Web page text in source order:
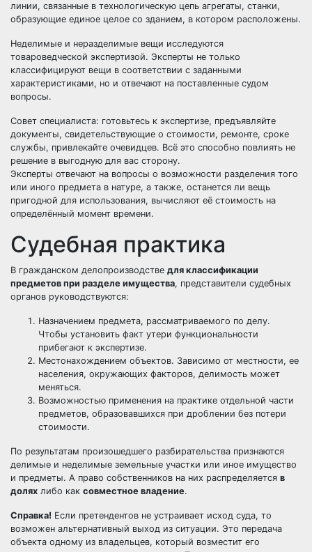
линии, связанные в технологическую цепь агрегаты, станки,
образующие единое целое со зданием, в котором расположены.
Неделимые и неразделимые вещи исследуются
товароведческой экспертизой. Эксперты не только
классифицируют вещи в соответствии с заданными
характеристиками, но и отвечают на поставленные судом
вопросы.
Совет специалиста: готовьтесь к экспертизе, предъявляйте
документы, свидетельствующие о стоимости, ремонте, сроке
службы, привлекайте очевидцев. Всё это способно повлиять не
решение в выгодную для вас сторону.
Эксперты отвечают на вопросы о возможности разделения того
или иного предмета в натуре, а также, останется ли вещь
пригодной для использования, вычисляют её стоимость на
определённый момент времени.
Судебная практика
В гражданском делопроизводстве для классификации
предметов при разделе имущества, представители судебных
органов руководствуются:
Назначением предмета, рассматриваемого по делу.
Чтобы установить факт утери функциональности
прибегают к экспертизе.
Местонахождением объектов. Зависимо от местности, ее
населения, окружающих факторов, делимость может
меняться.
Возможностью применения на практике отдельной части
предметов, образовавшихся при дроблении без потери
стоимости.
По результатам произошедшего разбирательства признаются
делимые и неделимые земельные участки или иное имущество
и предметы. А право собственников на них распределяется в
долях либо как совместное владение.
Справка! Если претендентов не устраивает исход суда, то
возможен альтернативный выход из ситуации. Это передача
объекта одному из владельцев, который возместит его